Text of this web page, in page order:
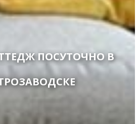
ПОСУТОЧНО В